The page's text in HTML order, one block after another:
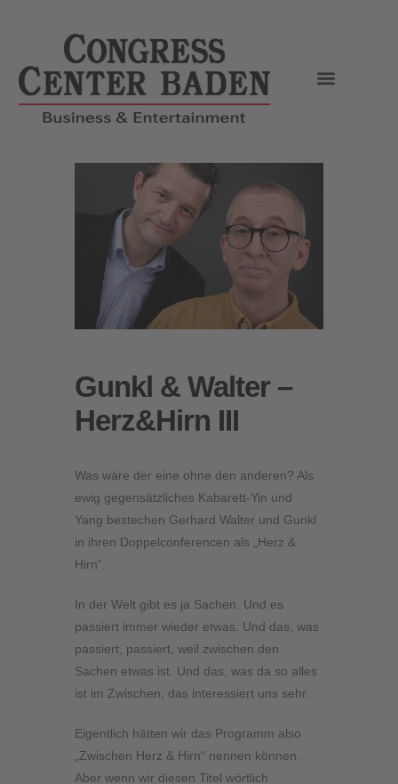
Gunkl & Walter –
Herz&Hirn III
Was wäre der eine ohne den anderen? Als
ewig gegensätzliches Kabarett-Yin und
Yang bestechen Gerhard Walter und Gunkl
in ihren Doppelconferencen als „Herz &
Hirn“.
In der Welt gibt es ja Sachen. Und es
passiert immer wieder etwas. Und das, was
passiert, passiert, weil zwischen den
Sachen etwas ist. Und das, was da so alles
ist im Zwischen, das interessiert uns sehr.
Eigentlich hätten wir das Programm also
„Zwischen Herz & Hirn“ nennen können.
Aber wenn wir diesen Titel wörtlich